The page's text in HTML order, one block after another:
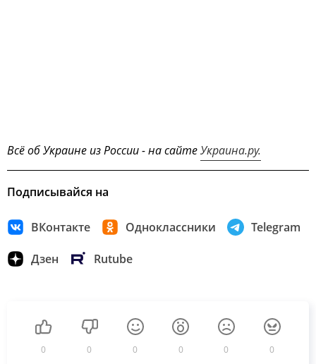
Всё об Украине из России - на сайтеУкраина.ру.
Подписывайся на
ВКонтакте Одноклассники Telegram
Дзен Rutube
0 0 0 0 0 0